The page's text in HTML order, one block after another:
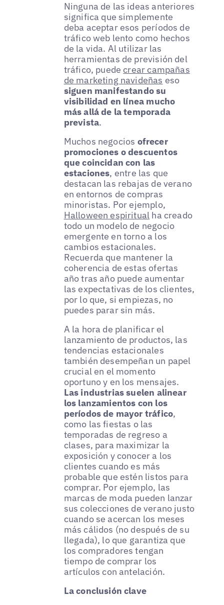
Ninguna de las ideas anteriores
significa que simplemente
deba aceptar esos períodos de
tráfico web lento como hechos
de la vida. Al utilizar las
herramientas de previsión del
tráfico, puedecrear campañas
de marketing navideñas eso
siguen manifestando su
visibilidad en línea mucho
más allá de la temporada
prevista.
Muchos negocios ofrecer
promociones o descuentos
que coincidan con las
estaciones, entre las que
destacan las rebajas de verano
en entornos de compras
minoristas. Por ejemplo,
Halloween espiritual ha creado
todo un modelo de negocio
emergente en torno a los
cambios estacionales.
Recuerda que mantener la
coherencia de estas ofertas
año tras año puede aumentar
las expectativas de los clientes,
por lo que, si empiezas, no
puedes parar sin más.
A la hora de planificar el
lanzamiento de productos, las
tendencias estacionales
también desempeñan un papel
crucial en el momento
oportuno y en los mensajes.
Las industrias suelen alinear
los lanzamientos con los
períodos de mayor tráfico,
como las fiestas o las
temporadas de regreso a
clases, para maximizar la
exposición y conocer a los
clientes cuando es más
probable que estén listos para
comprar. Por ejemplo, las
marcas de moda pueden lanzar
sus colecciones de verano justo
cuando se acercan los meses
más cálidos (no después de su
llegada), lo que garantiza que
los compradores tengan
tiempo de comprar los
artículos con antelación.
La conclusión clave